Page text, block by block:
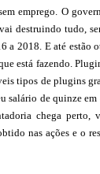
emprego. O
destruindo tudo,
a 2018. E até estão
está fazendo.
tipos de plugins
salário de quinze
chega perto,
nas ações e o